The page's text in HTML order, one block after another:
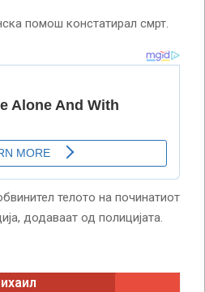
помош констатирал смрт.
телото на починатиот
додаваат од полицијата.